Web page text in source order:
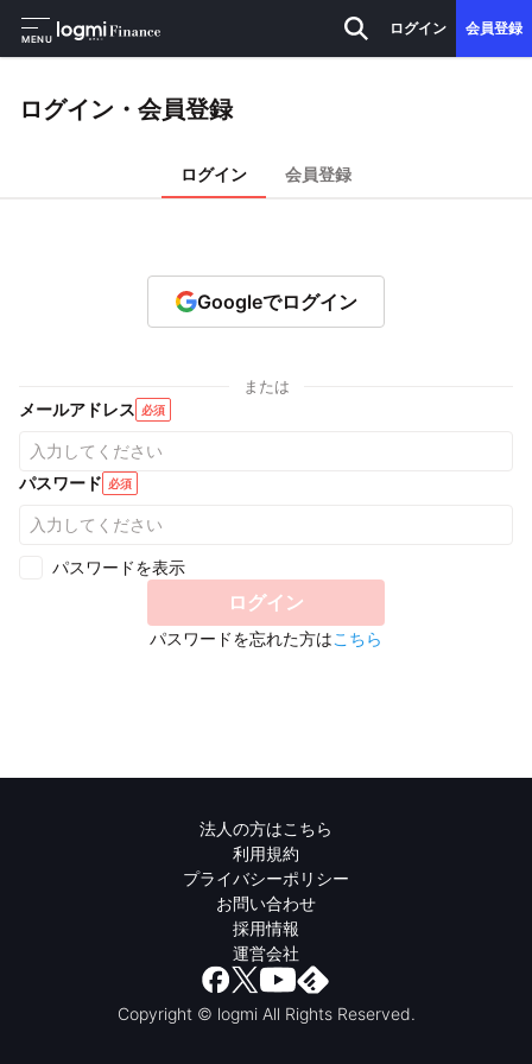
MENU
ログイン 会員登録
ログイン・会員登録
ログイン 会員登録
Googleでログイン
または
メールアドレス 必須
パスワード 必須
パスワードを表示
ログイン
パスワードを忘れた方はこちら
法人の方はこちら
利用規約
プライバシーポリシー
お問い合わせ
採用情報
運営会社
Copyright © logmi All Rights Reserved.